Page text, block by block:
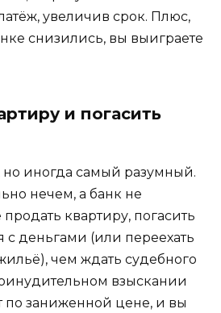
увеличив срок. Плюс,
снизились, вы выиграете
и погасить
иногда самый разумный.
нечем, а банк не
квартиру, погасить
с деньгами (или переехать
чем ждать судебного
взыскании
по заниженной цене, и вы